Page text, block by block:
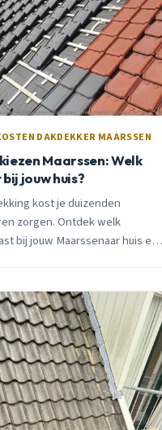
DAKDEKKER MAARSSEN
Maarssen: Welk
jouw huis?
kost je duizenden
zorgen. Ontdek welk
bij jouw Maarssenaar huis en